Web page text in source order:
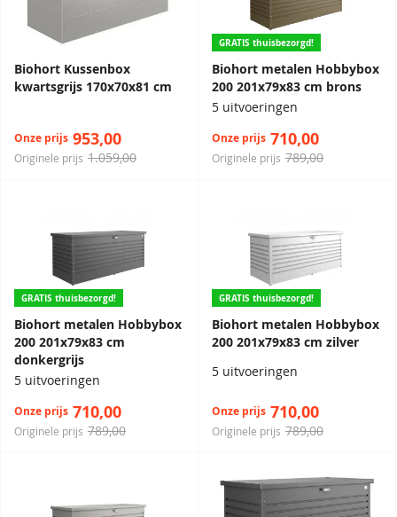
Biohort Kussenbox
kwartsgrijs 170x70x81 cm
Originele prijs 1.059,00
Onze prijs 953,00
GRATIS thuisbezorgd!
Biohort metalen Hobbybox
200 201x79x83 cm brons
5 uitvoeringen
Originele prijs 789,00
Onze prijs 710,00
GRATIS thuisbezorgd!
Biohort metalen Hobbybox
200 201x79x83 cm
donkergrijs
5 uitvoeringen
Originele prijs 789,00
Onze prijs 710,00
GRATIS thuisbezorgd!
Biohort metalen Hobbybox
200 201x79x83 cm zilver
5 uitvoeringen
Originele prijs 789,00
Onze prijs 710,00